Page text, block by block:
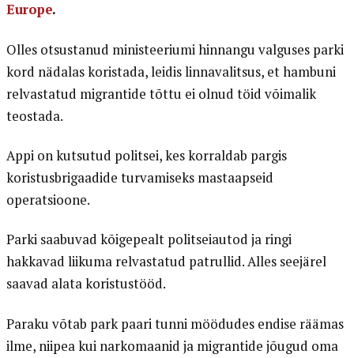
Europe.
Olles otsustanud ministeeriumi hinnangu valguses parki
kord nädalas koristada, leidis linnavalitsus, et hambuni
relvastatud migrantide tõttu ei olnud töid võimalik
teostada.
Appi on kutsutud politsei, kes korraldab pargis
koristusbrigaadide turvamiseks mastaapseid
operatsioone.
Parki saabuvad kõigepealt politseiautod ja ringi
hakkavad liikuma relvastatud patrullid. Alles seejärel
saavad alata koristustööd.
Paraku võtab park paari tunni möödudes endise räämas
ilme, niipea kui narkomaanid ja migrantide jõugud oma